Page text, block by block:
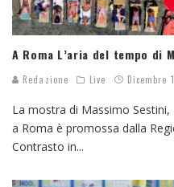
A Roma L’aria del tempo di
Redazione Live Dicembre
La mostra di Massimo Sestini,
a Roma è promossa dalla
Contrasto in...